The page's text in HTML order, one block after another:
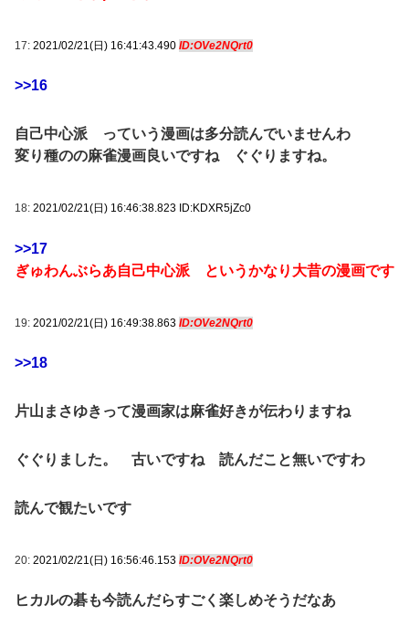
17: 2021/02/21(日) 16:41:43.490 ID:OVe2NQrt0
>>16
自己中心派 っていう漫画は多分読んでいませんわ
変り種のの麻雀漫画良いですね ぐぐりますね。
18: 2021/02/21(日) 16:46:38.823 ID:KDXR5jZc0
>>17
ぎゅわんぶらあ自己中心派 というかなり大昔の漫画です
19: 2021/02/21(日) 16:49:38.863 ID:OVe2NQrt0
>>18
片山まさゆきって漫画家は麻雀好きが伝わりますね
ぐぐりました。 古いですね 読んだこと無いですわ
読んで観たいです
20: 2021/02/21(日) 16:56:46.153 ID:OVe2NQrt0
ヒカルの碁も今読んだらすごく楽しめそうだなあ